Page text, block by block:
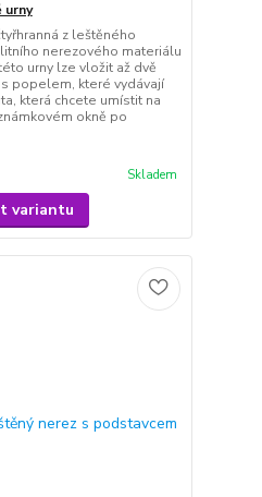
urny
z leštěného
nerezového materiálu
urny lze vložit až dvě
popelem, které vydávají
která chcete umístit na
okně po
Skladem
variantu